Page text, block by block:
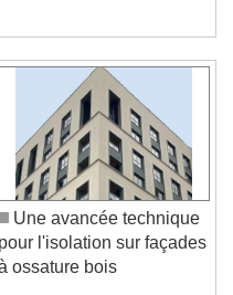
bancaires les
Une avancée technique
pour l'isolation sur façades